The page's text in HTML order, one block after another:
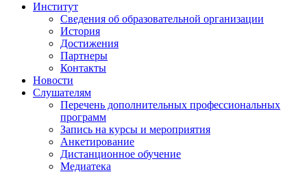
Институт
Сведения об образовательной организации
История
Достижения
Партнеры
Контакты
Новости
Слушателям
Перечень дополнительных профессиональных
программ
Запись на курсы и мероприятия
Анкетирование
Дистанционное обучение
Медиатека